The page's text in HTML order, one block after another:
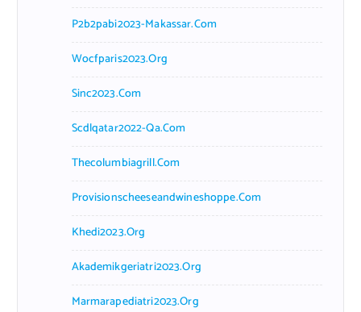
P2b2pabi2023-Makassar.com
Wocfparis2023.org
Sinc2023.com
Scdlqatar2022-Qa.com
Thecolumbiagrill.com
Provisionscheeseandwineshoppe.com
Khedi2023.org
Akademikgeriatri2023.org
Marmarapediatri2023.org